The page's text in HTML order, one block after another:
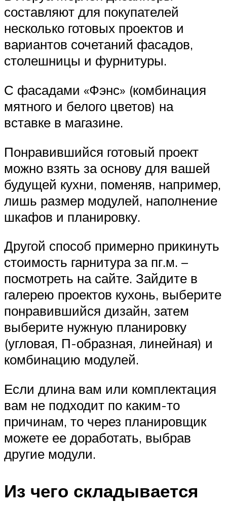
составляют для покупателей
несколько готовых проектов и
вариантов сочетаний фасадов,
столешницы и фурнитуры.
С фасадами «Фэнс» (комбинация
мятного и белого цветов) на
вставке в магазине.
Понравившийся готовый проект
можно взять за основу для вашей
будущей кухни, поменяв, например,
лишь размер модулей, наполнение
шкафов и планировку.
Другой способ примерно прикинуть
стоимость гарнитура за пг.м. –
посмотреть на сайте. Зайдите в
галерею проектов кухонь, выберите
понравившийся дизайн, затем
выберите нужную планировку
(угловая, П-образная, линейная) и
комбинацию модулей.
Если длина вам или комплектация
вам не подходит по каким-то
причинам, то через планировщик
можете ее доработать, выбрав
другие модули.
Из чего складывается